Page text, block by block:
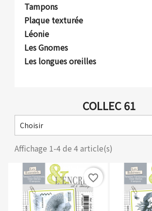
Tampons
Plaque texturée
Léonie
Les Gnomes
Les longues oreilles
COLLEC 61
Choisir
Affichage 1-4 de 4 article(s)
favorite_border